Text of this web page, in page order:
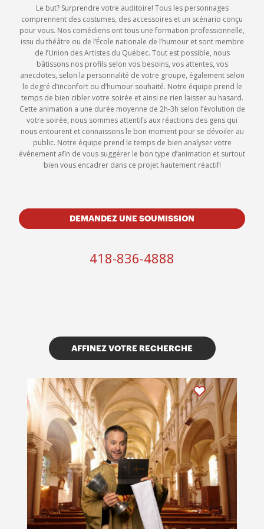
Le but? Surprendre votre auditoire! Tous les personnages
comprennent des costumes, des accessoires et un scénario conçu
pour vous. Nos comédiens ont tous une formation professionnelle,
issu du théâtre ou de l’École nationale de l’humour et sont membre
de l’Union des Artistes du Québec. Tout est possible, nous
bâtissons nos profils selon vos besoins, vos attentes, vos
anecdotes, selon la personnalité de votre groupe, également selon
le degré d’inconfort ou d’humour souhaité. Notre équipe prend le
temps de bien cibler votre soirée et ainsi ne rien laisser au hasard.
Cette animation a une durée moyenne de 2h-3h selon l’évolution de
votre soirée, nous sommes attentifs aux réactions des gens qui
nous entourent et connaissons le bon moment pour se dévoiler au
public. Notre équipe prend le temps de bien analyser votre
événement afin de vous suggérer le bon type d’animation et surtout
bien vous encadrer dans ce projet hautement réactif!
DEMANDEZ UNE SOUMISSION
418-836-4888
AFFINEZ VOTRE RECHERCHE